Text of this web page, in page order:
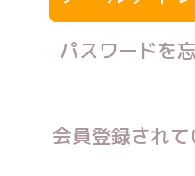
パスワードを
会員登録され